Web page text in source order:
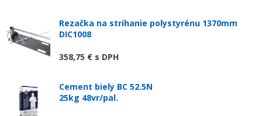
Rezačka na strihanie polystyrénu 1370mm
DIC1008
358,75 € s DPH
Cement biely BC 52.5N
25kg 48vr/pal.